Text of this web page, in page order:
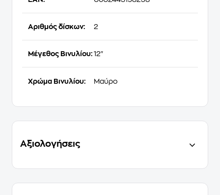
Αριθμός δίσκων: 2
Μέγεθος Βινυλίου: 12"
Χρώμα Βινυλίου: Μαύρο
Αξιολογήσεις